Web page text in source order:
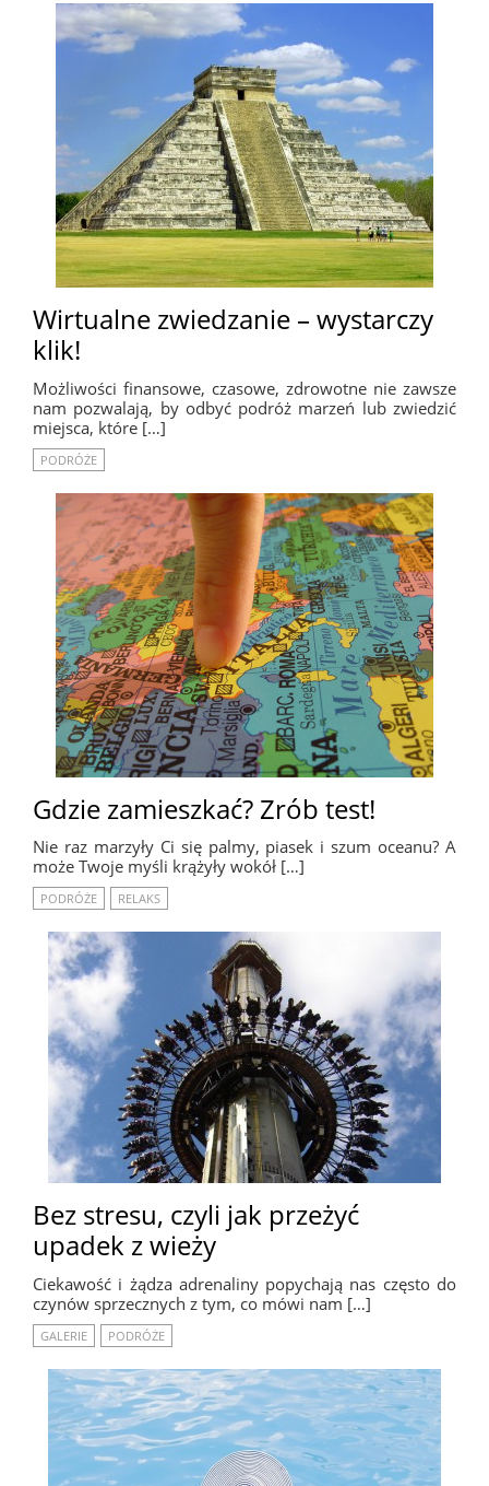
Wirtualne zwiedzanie – wystarczy
klik!
Możliwości finansowe, czasowe, zdrowotne nie zawsze
nam pozwalają, by odbyć podróż marzeń lub zwiedzić
miejsca, które […]
PODRÓŻE
Gdzie zamieszkać? Zrób test!
Nie raz marzyły Ci się palmy, piasek i szum oceanu? A
może Twoje myśli krążyły wokół […]
PODRÓŻE RELAKS
Bez stresu, czyli jak przeżyć
upadek z wieży
Ciekawość i żądza adrenaliny popychają nas często do
czynów sprzecznych z tym, co mówi nam […]
GALERIE PODRÓŻE